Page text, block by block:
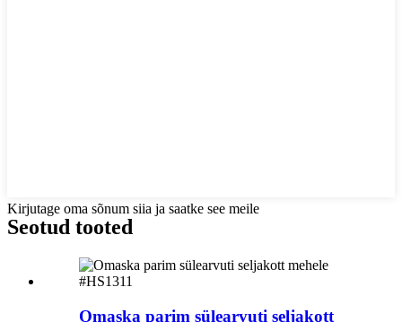
Kirjutage oma sõnum siia ja saatke see meile
Seotud tooted
Omaska ​​parim sülearvuti seljakott